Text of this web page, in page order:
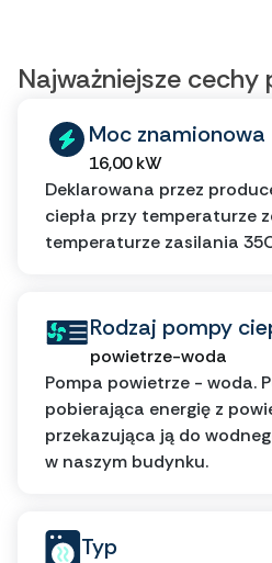
Najważniejsze cechy
Moc znamionowa
16,00 kW
Deklarowana przez
ciepła przy temperaturze
temperaturze zasilania
Rodzaj pompy
powietrze-woda
Pompa powietrze - woda.
pobierająca energię z
przekazująca ją do
w naszym budynku.
Typ